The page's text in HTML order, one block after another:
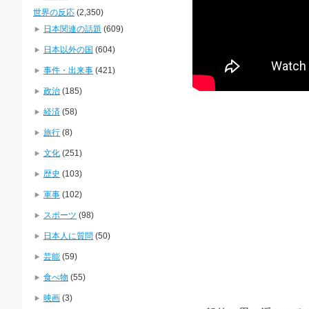
世界の反応 (2,350)
日本関連の話題 (609)
日本以外の国 (604)
事件・出来事 (421)
政治 (185)
経済 (58)
旅行 (8)
文化 (251)
歴史 (103)
軍事 (102)
スポーツ (98)
日本人に質問 (50)
芸能 (59)
食べ物 (55)
映画 (3)